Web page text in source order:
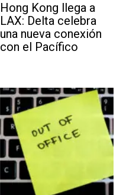
Hong Kong llega a
LAX: Delta celebra
una nueva conexión
con el Pacífico